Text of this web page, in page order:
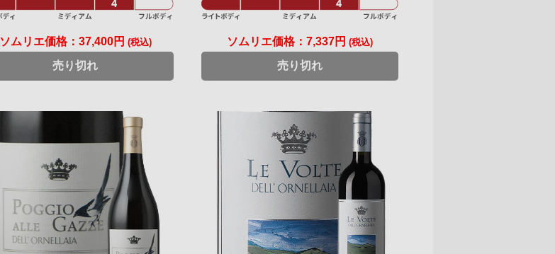
ソムリエ価格： 37,400円 (税込)
売り切れ
ソムリエ価格： 7,337円 (税込)
売り切れ